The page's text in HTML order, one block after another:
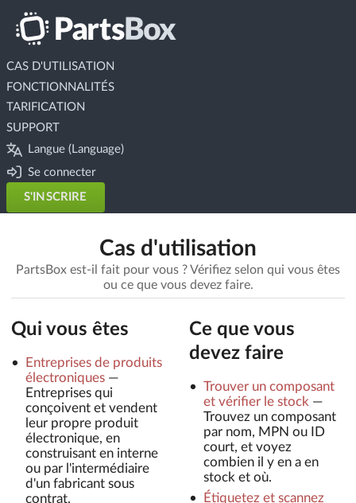
CAS D'UTILISATION
FONCTIONNALITÉS
TARIFICATION
SUPPORT
Langue (Language)
Se connecter
S'INSCRIRE
Cas d'utilisation
PartsBox est-il fait pour vous ? Vérifiez selon qui vous êtes
ou ce que vous devez faire.
Qui vous êtes
Entreprises de produits
électroniques—
Entreprises qui
conçoivent et vendent
leur propre produit
électronique, en
construisant en interne
ou par l'intermédiaire
d'un fabricant sous
contrat.
Ce que vous
devez faire
Trouver un composant
et vérifier le stock —
Trouvez un composant
par nom, MPN ou ID
court, et voyez
combien il y en a en
stock et où.
Étiquetez et scannez